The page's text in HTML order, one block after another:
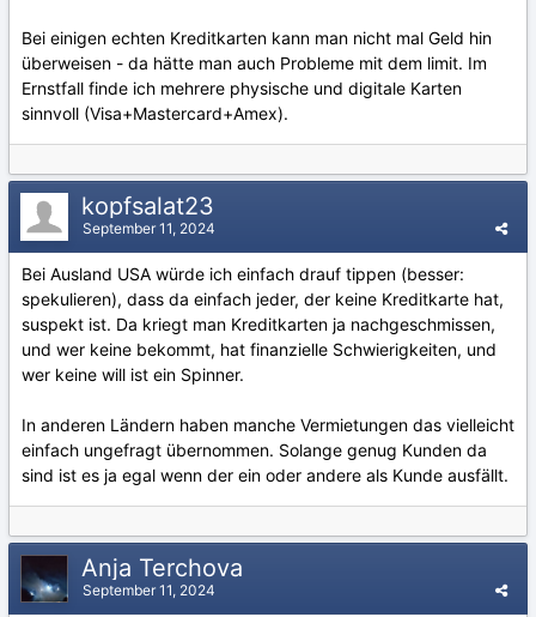
Bei einigen echten Kreditkarten kann man nicht mal Geld hin
überweisen - da hätte man auch Probleme mit dem limit. Im
Ernstfall finde ich mehrere physische und digitale Karten
sinnvoll (Visa+Mastercard+Amex).
kopfsalat23
September 11, 2024
Bei Ausland USA würde ich einfach drauf tippen (besser:
spekulieren), dass da einfach jeder, der keine Kreditkarte hat,
suspekt ist. Da kriegt man Kreditkarten ja nachgeschmissen,
und wer keine bekommt, hat finanzielle Schwierigkeiten, und
wer keine will ist ein Spinner.
In anderen Ländern haben manche Vermietungen das vielleicht
einfach ungefragt übernommen. Solange genug Kunden da
sind ist es ja egal wenn der ein oder andere als Kunde ausfällt.
Anja Terchova
September 11, 2024